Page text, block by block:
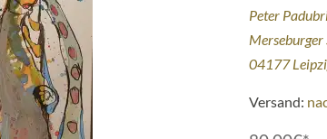
Peter
Merseburger
04177
Versand: